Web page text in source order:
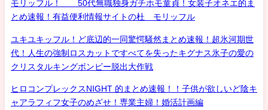
モリッフル！ 50代無職独身ガチホモ童貞！女装子オネエ的ま
とめ速報！有益便利情報サイトの杜 モリッフル
ユキユキッフル！ど底辺的一同驚愕騒然まとめ速報！超氷河期世
代！人生の強制ロスカットですべてを失ったキグナス氷子の愛の
クリスタルキングボンビー脱出大作戦
ヒロコンプレックスNIGHT 的まとめ速報！！子供が欲しいど陰キ
ャアラフィフ女子のめざせ！専業主婦！婚活計画編